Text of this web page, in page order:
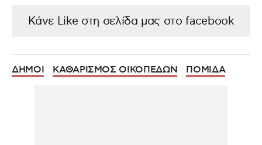
Κάνε Like στη σελίδα μας στο facebook
ΔΗΜΟΙ ΚΑΘΑΡΙΣΜΟΣ ΟΙΚΟΠΕΔΩΝ ΠΟΜΙΔΑ